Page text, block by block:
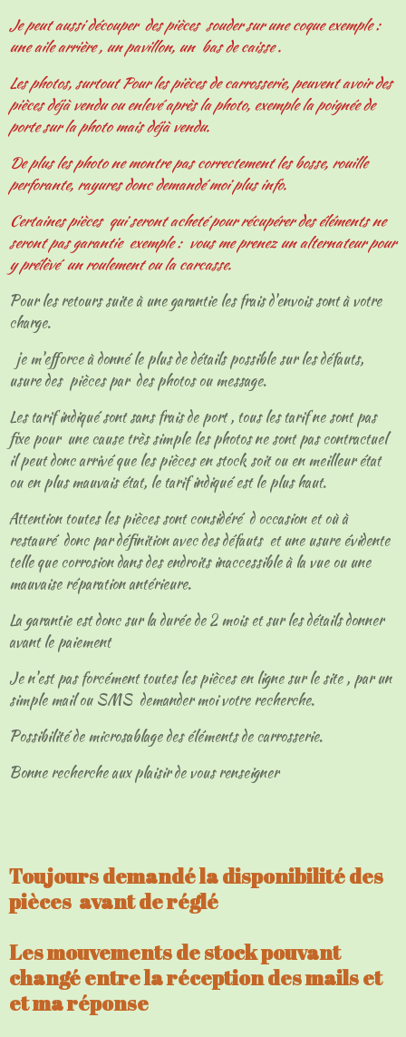
Je peut aussi découper des pièces souder sur une coque exemple :
une aile arrière , un pavillon, un bas de caisse .
Les photos, surtout Pour les pièces de carrosserie, peuvent avoir des
pièces déjà vendu ou enlevé après la photo, exemple la poignée de
porte sur la photo mais déjà vendu.
De plus les photo ne montre pas correctement les bosse, rouille
perforante, rayures donc demandé moi plus info.
Certaines pièces qui seront acheté pour récupérer des éléments ne
seront pas garantie exemple : vous me prenez un alternateur pour
y prélèvé un roulement ou la carcasse.
Pour les retours suite à une garantie les frais d'envois sont à votre
charge.
je m'efforce à donné le plus de détails possible sur les défauts,
usure des pièces par des photos ou message.
Les tarif indiqué sont sans frais de port , tous les tarif ne sont pas
fixe pour une cause très simple les photos ne sont pas contractuel
il peut donc arrivé que les pièces en stock soit ou en meilleur état
ou en plus mauvais état, le tarif indiqué est le plus haut.
Attention toutes les pièces sont considéré d occasion et où à
restauré donc par définition avec des défauts et une usure évidente
telle que corrosion dans des endroits inaccessible à la vue ou une
mauvaise réparation antérieure.
La garantie est donc sur la durée de 2 mois et sur les détails donner
avant le paiement
Je n'est pas forcément toutes les pièces en ligne sur le site , par un
simple mail ou SMS demander moi votre recherche.
Possibilité de microsablage des éléments de carrosserie.
Bonne recherche aux plaisir de vous renseigner
Toujours demandé la disponibilité des
pièces avant de réglé
Les mouvements de stock pouvant
changé entre la réception des mails et
et ma réponse